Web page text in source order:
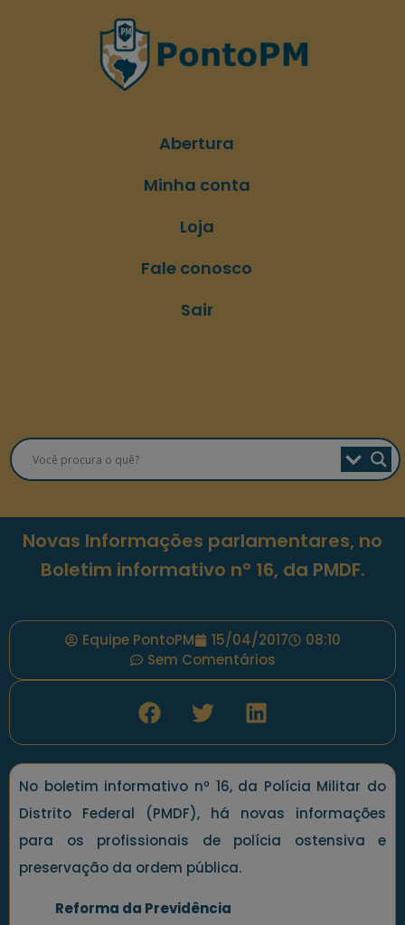
Abertura
Minha conta
Loja
Fale conosco
Sair
Novas Informações parlamentares, no
Boletim informativo nº 16, da PMDF.
Equipe PontoPM 15/04/2017
08:10
Sem Comentários
No boletim informativo nº 16, da Polícia Militar do
Distrito Federal (PMDF), há novas informações
para os profissionais de polícia ostensiva e
preservação da ordem pública.
Reforma da Previdência